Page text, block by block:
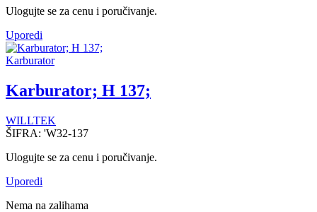
Ulogujte se za cenu i poručivanje.
Uporedi
Karburator
Karburator; H 137;
WILLTEK
ŠIFRA: 'W32-137
Ulogujte se za cenu i poručivanje.
Uporedi
Nema na zalihama